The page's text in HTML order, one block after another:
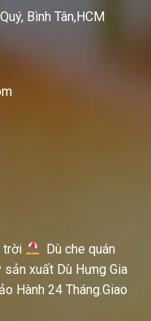
Bình Tân,HCM
trời
Dù che quán
sản xuất Dù Hưng Gia
Hành 24 Tháng.Giao